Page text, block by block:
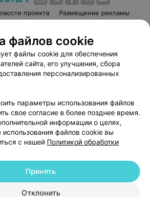
проекта
Размещение рекламы
соглашение
Способы оплаты
Вакансии
Партнеры
руководителю 103.by
персональных данных
УНП 191700409
| 220012, Республика Беларусь,
файлов cookie
файлы cookie для обеспечения
сайта, его улучшения, сбора
персонализированных
параметры использования файлов
свое согласие в более позднее время.
информации о целях,
использования файлов cookie вы
с нашей Политикой обработки
Отклонить
Принять